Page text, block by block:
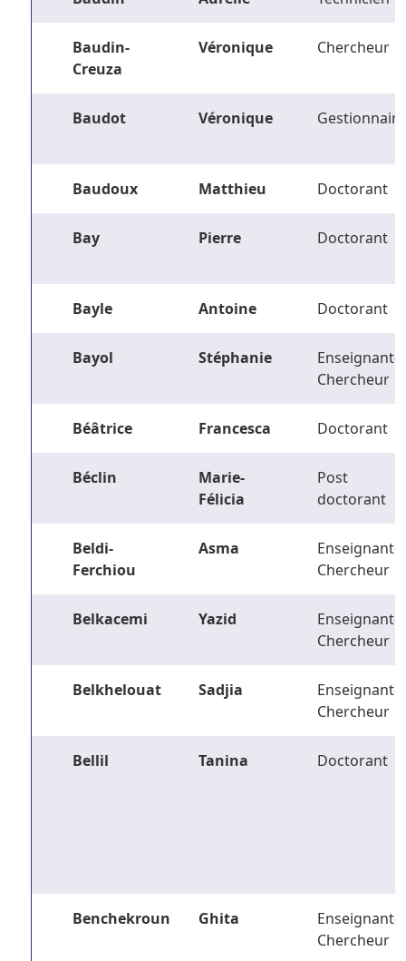
Baudin-
Creuza
Véronique Chercheur
Baudot Véronique Gestionnaire
Baudoux Matthieu Doctorant
Bay Pierre Doctorant
Bayle Antoine Doctorant
Bayol Stéphanie
Enseignant-
Chercheur
Béâtrice Francesca Doctorant
Béclin
Marie-
Félicia
Post
doctorant
Beldi-
Ferchiou
Asma
Enseignant-
Chercheur
Belkacemi Yazid
Enseignant-
Chercheur
Belkhelouat Sadjia
Enseignant-
Chercheur
Bellil Tanina Doctorant
Benchekroun Ghita
Enseignant-
Chercheur